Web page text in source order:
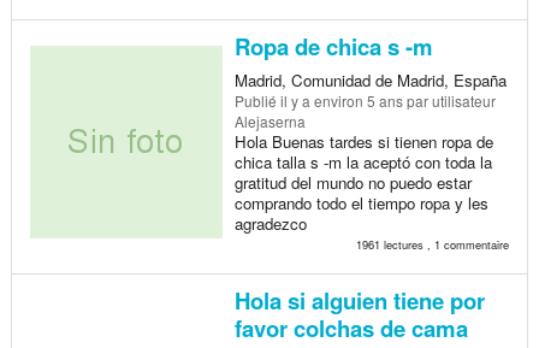
Ropa de chica s -m
Madrid, Comunidad de Madrid, España
Publié il y a environ 5 anspar utilisateur
Alejaserna
Hola Buenas tardes si tienen ropa de
chica talla s -m la aceptó con toda la
gratitud del mundo no puedo estar
comprando todo el tiempo ropa y les
agradezco
1961 lectures , 1 commentaire
Hola si alguien tiene por
favor colchas de cama